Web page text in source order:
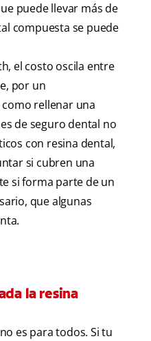
puede llevar más de
compuesta se puede
el costo oscila entre
por un
rellenar una
de seguro dental no
con resina dental,
si cubren una
si forma parte de un
que algunas
la resina
es para todos. Si tu